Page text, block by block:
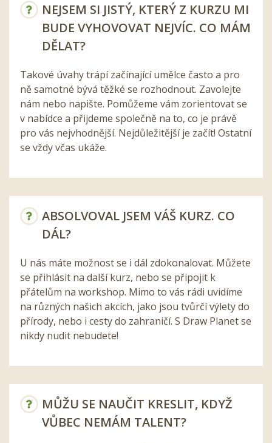
NEJSEM SI JISTÝ, KTERÝ Z KURZU MI
BUDE VYHOVOVAT NEJVÍC. CO MÁM
DĚLAT?
Takové úvahy trápí začínající umělce často a pro
ně samotné bývá těžké se rozhodnout. Zavolejte
nám nebo napište. Pomůžeme vám zorientovat se
v nabídce a přijdeme společně na to, co je právě
pro vás nejvhodnější. Nejdůležitější je začít! Ostatní
se vždy včas ukáže.
ABSOLVOVAL JSEM VÁŠ KURZ. CO
DÁL?
U nás máte možnost se i dál zdokonalovat. Můžete
se přihlásit na další kurz, nebo se připojit k
přátelům na workshop. Mimo to vás rádi uvidíme
na různých našich akcích, jako jsou tvůrčí výlety do
přírody, nebo i cesty do zahraničí. S Draw Planet se
nikdy nudit nebudete!
MŮŽU SE NAUČIT KRESLIT, KDYŽ
VŮBEC NEMÁM TALENT?